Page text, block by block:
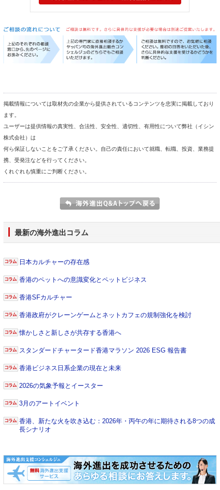
掲載情報については取材先の企業から提供されているコンテンツを忠実に掲載しており
ます。
ユーザーは提供情報の真実性、合法性、安全性、適切性、有用性について弊社（イシン
株式会社）は
何ら保証しないことをご了承ください。自己の責任において就職、転職、投資、業務提
携、受発注などを行ってください。
くれぐれも慎重にご判断ください。
最新の海外進出コラム
日本カルチャーの存在感
香港のペットへの意識変化とペットビジネス
香港SFカルチャー
香港政府がクレーンゲームとネットカフェの規制強化を検討
懐かしさと新しさが共存する香港へ
スタンダードチャータード香港マラソン 2026 ESG 報告書
香港ビジネス日系企業の現在と未来
2026の気象予報とイースター
3月のアートイベント
香港、新たな火を吹き込む：2026年・丙午の年に期待される8つの成
長シナリオ